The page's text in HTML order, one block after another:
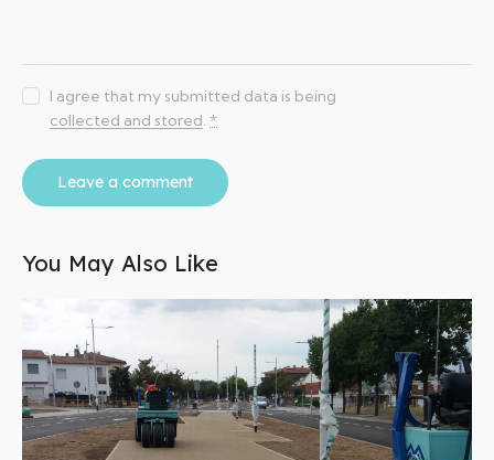
I agree that my submitted data is being
collected and stored.*
You May Also Like